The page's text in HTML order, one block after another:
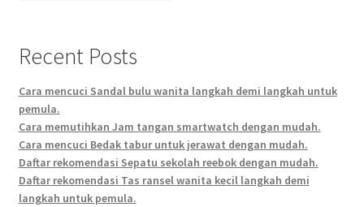
Recent Posts
Cara mencuci Sandal bulu wanita langkah demi langkah untuk
pemula.
Cara memutihkan Jam tangan smartwatch dengan mudah.
Cara mencuci Bedak tabur untuk jerawat dengan mudah.
Daftar rekomendasi Sepatu sekolah reebok dengan mudah.
Daftar rekomendasi Tas ransel wanita kecil langkah demi
langkah untuk pemula.